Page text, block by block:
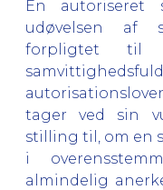
En autoriseret
udøvelsen af
forpligtet til
tager ved sin
stilling til, om en
i
almindelig